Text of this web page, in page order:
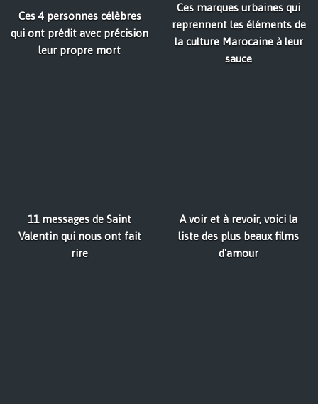
Ces 4 personnes célèbres
qui ont prédit avec précision
leur propre mort
Ces marques urbaines qui
reprennent les éléments de
la culture Marocaine à leur
sauce
11 messages de Saint
Valentin qui nous ont fait
rire
A voir et à revoir, voici la
liste des plus beaux films
d'amour